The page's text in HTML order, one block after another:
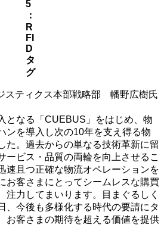
5
：
R
FI
D
タ
グ
スティクス本部戦略部 幡野広樹氏
となる「CUEBUS」をはじめ、物
ンを導入し次の10年を支え得る物
た。過去からの単なる技術革新に留
ービス・品質の両輪を向上させるこ
速且つ正確な物流オペレーションを
お客さまにとってシームレスな購買
注力してまいります。目まぐるしく
、今後も多様化する時代の要請にタ
お客さまの期待を超える価値を提供